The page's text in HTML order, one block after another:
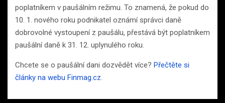
poplatníkem v paušálním režimu. To znamená, že pokud do
10. 1. nového roku podnikatel oznámí správci daně
dobrovolné vystoupení z paušálu, přestává být poplatníkem
paušální daně k 31. 12. uplynulého roku.
Chcete se o paušální dani dozvědět více? Přečtěte si
články na webu Finmag.cz.